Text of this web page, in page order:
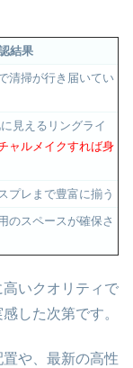
結果
清掃が行き届いてい
見えるリングライ
ャルメイクすれば身
プレまで豊富に揃う
のスペースが確保さ
いクオリティで
した次第です。
や、最新の高性